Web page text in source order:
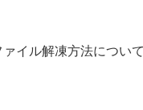
逆コンパイル、リバー
もこの規定により禁
イル解凍方法について